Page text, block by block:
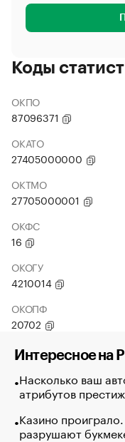
Коды
ОКПО
87096371
ОКАТО
27405000000
ОКТМО
27705000001
ОКФС
16
ОКОГУ
4210014
ОКОПФ
20702
Интересное на
Насколько ваш
атрибутов
Казино
разрушают